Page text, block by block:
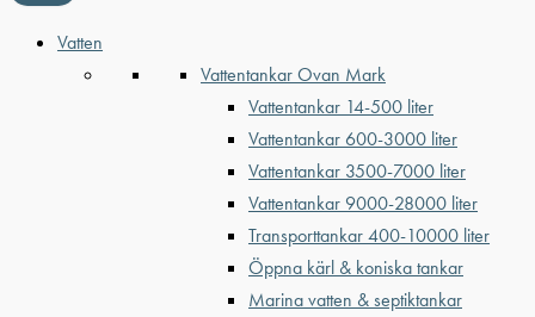
Vatten
Vattentankar Ovan Mark
Vattentankar 14-500 liter
Vattentankar 600-3000 liter
Vattentankar 3500-7000 liter
Vattentankar 9000-28000 liter
Transporttankar 400-10000 liter
Öppna kärl & koniska tankar
Marina vatten & septiktankar